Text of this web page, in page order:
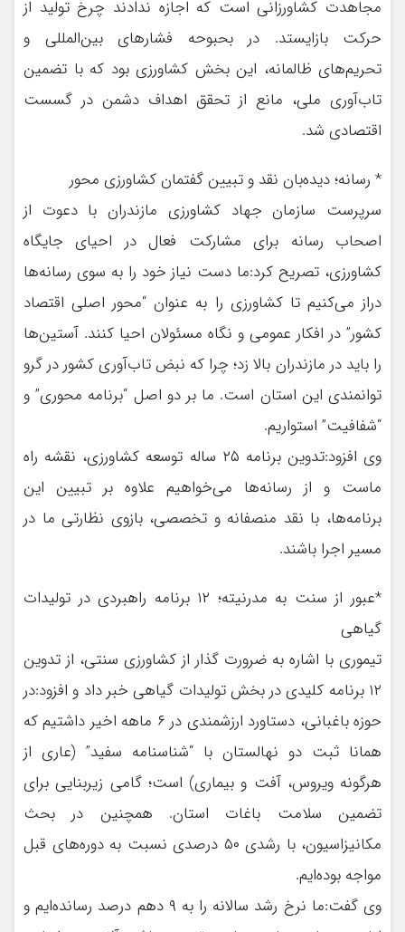
مجاهدت کشاورزانی است که اجازه ندادند چرخ تولید از
حرکت بازایستد. در بحبوحه فشارهای بین‌المللی و
تحریم‌های ظالمانه، این بخش کشاورزی بود که با تضمین
تاب‌آوری ملی، مانع از تحقق اهداف دشمن در گسست
اقتصادی شد.
* رسانه؛ دیده‌بان نقد و تبیین گفتمان کشاورزی محور
سرپرست سازمان جهاد کشاورزی مازندران با دعوت از
اصحاب رسانه برای مشارکت فعال در احیای جایگاه
کشاورزی، تصریح کرد:ما دست نیاز خود را به سوی رسانه‌ها
دراز می‌کنیم تا کشاورزی را به عنوان “محور اصلی اقتصاد
کشور” در افکار عمومی و نگاه مسئولان احیا کنند. آستین‌ها
را باید در مازندران بالا زد؛ چرا که نبض تاب‌آوری کشور در گرو
توانمندی این استان است. ما بر دو اصل “برنامه محوری” و
“شفافیت” استواریم.
وی افزود:تدوین برنامه ۲۵ ساله توسعه کشاورزی، نقشه راه
ماست و از رسانه‌ها می‌خواهیم علاوه بر تبیین این
برنامه‌ها، با نقد منصفانه و تخصصی، بازوی نظارتی ما در
مسیر اجرا باشند.
*عبور از سنت به مدرنیته؛ ۱۲ برنامه راهبردی در تولیدات
گیاهی
تیموری با اشاره به ضرورت گذار از کشاورزی سنتی، از تدوین
۱۲ برنامه کلیدی در بخش تولیدات گیاهی خبر داد و افزود:در
حوزه باغبانی، دستاورد ارزشمندی در ۶ ماهه اخیر داشتیم که
همانا ثبت دو نهالستان با “شناسنامه سفید” (عاری از
هرگونه ویروس، آفت و بیماری) است؛ گامی زیربنایی برای
تضمین سلامت باغات استان. همچنین در بحث
مکانیزاسیون، با رشدی ۵۰ درصدی نسبت به دوره‌های قبل
مواجه بوده‌ایم.
وی گفت:ما نرخ رشد سالانه را به ۹ دهم درصد رسانده‌ایم و